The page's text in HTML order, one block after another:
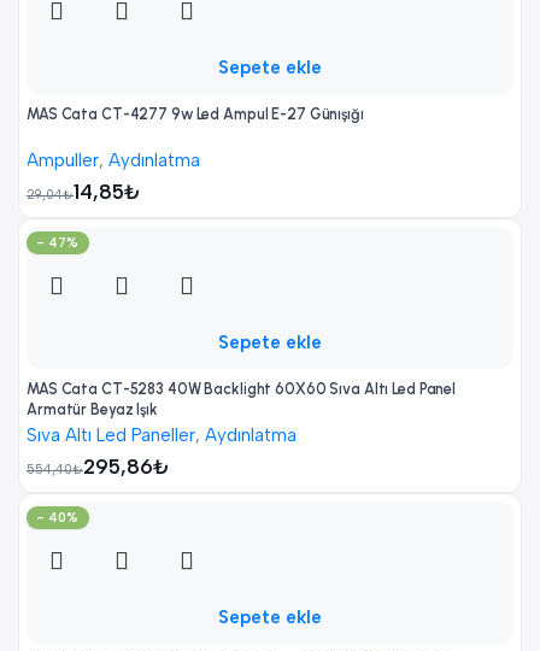
Sepete ekle
MAS Cata CT-4277 9w Led Ampul E-27 Günışığı
Ampuller, Aydınlatma
29,04₺14,85₺
- 47%
Sepete ekle
MAS Cata CT-5283 40W Backlight 60X60 Sıva Altı Led Panel
Armatür Beyaz Işık
Sıva Altı Led Paneller, Aydınlatma
554,40₺295,86₺
- 40%
Sepete ekle